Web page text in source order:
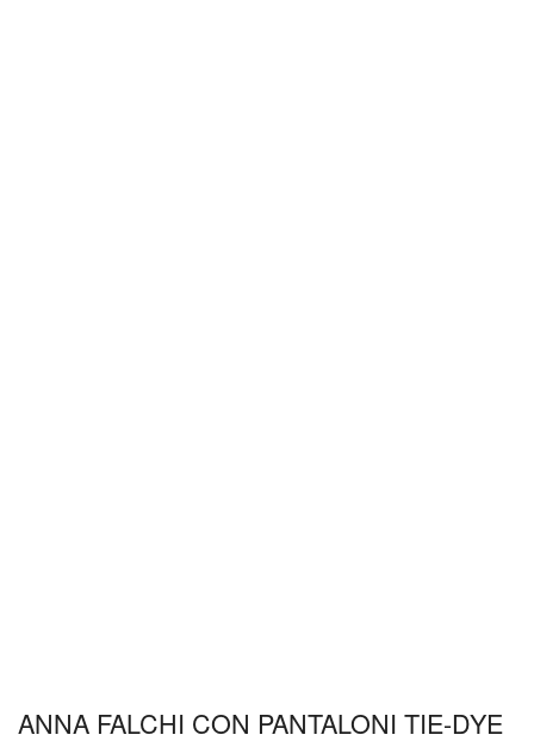
ANNA FALCHI CON PANTALONI TIE-DYE